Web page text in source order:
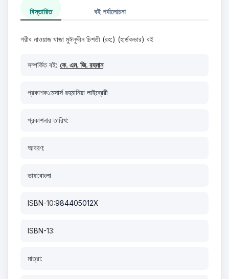
বিস্তারিত বই পর্যালোচনা
গরীব নাওয়াজ খাজা মুঈনুদ্দীন চিশতী (রহ:) (হার্ডকভার) বই
সম্পর্কিত বই: কে. এম. জি. রহমান
প্রকাশক:মেসার্স রহমানিয়া লাইব্রেরী
প্রকাশনার তারিখ:
আবরণ:
ভাষা:বাংলা
ISBN-10:984405012X
ISBN-13:
মাত্রা: